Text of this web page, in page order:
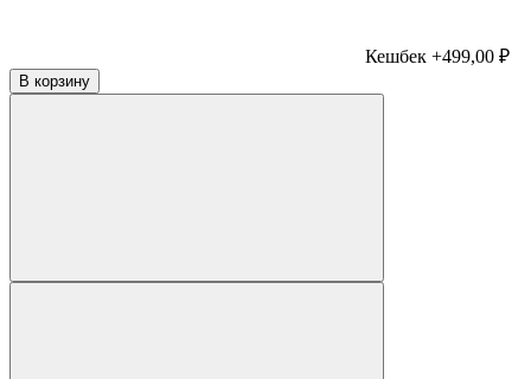
Кешбек +499,00 ₽
В корзину